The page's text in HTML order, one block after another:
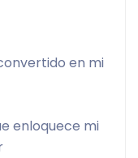
en mi
enloquece mi